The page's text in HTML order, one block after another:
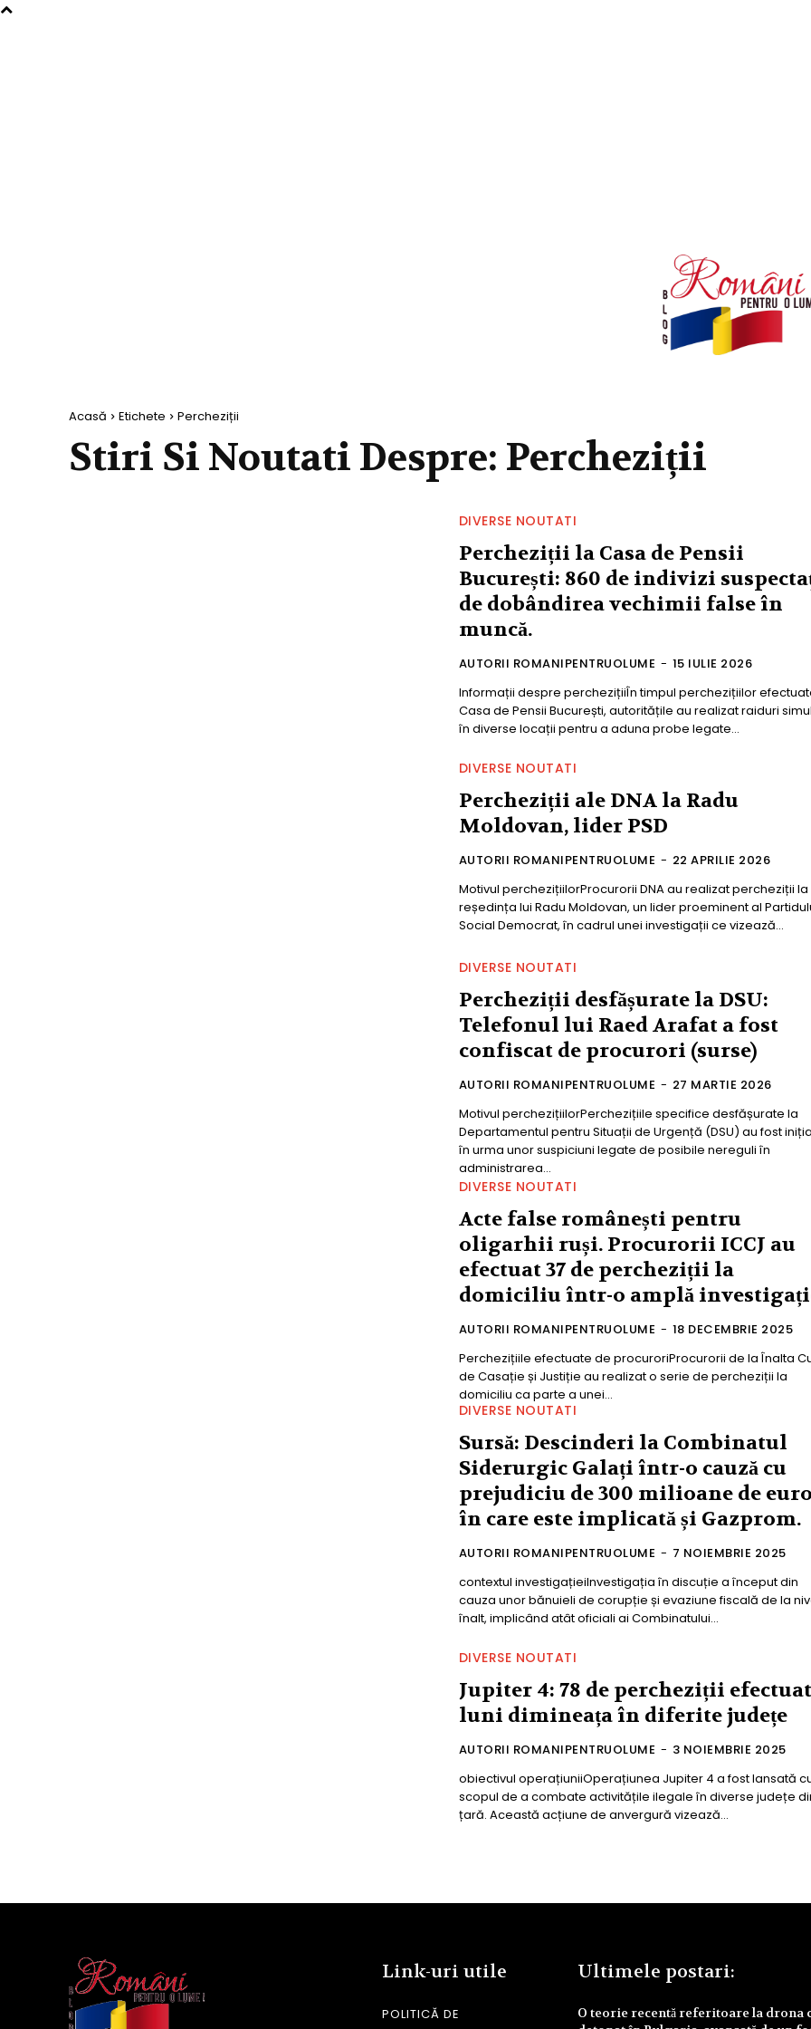
Acasă Etichete Percheziții
Stiri Si Noutati Despre: Percheziții
DIVERSE NOUTATI
Percheziții la Casa de Pensii
București: 860 de indivizi
de dobândirea vechimii false în
muncă.
AUTORII ROMANIPENTRUOLUME - 15 IULIE 2026
Informații despre perchezițiiÎn timpul perchezițiilor
Casa de Pensii București, autoritățile au realizat raiduri
în diverse locații pentru a aduna probe legate...
DIVERSE NOUTATI
Percheziții ale DNA la Radu
Moldovan, lider PSD
AUTORII ROMANIPENTRUOLUME - 22 APRILIE 2026
Motivul perchezițiilorProcurorii DNA au realizat percheziții la
reședința lui Radu Moldovan, un lider proeminent al
Social Democrat, în cadrul unei investigații ce vizează...
DIVERSE NOUTATI
Percheziții desfășurate la DSU:
Telefonul lui Raed Arafat a fost
confiscat de procurori (surse)
AUTORII ROMANIPENTRUOLUME - 27 MARTIE 2026
Motivul perchezițiilorPerchezițiile specifice desfășurate la
Departamentul pentru Situații de Urgență (DSU) au fost
în urma unor suspiciuni legate de posibile nereguli în
administrarea...
DIVERSE NOUTATI
Acte false românești pentru
oligarhii ruși. Procurorii ICCJ au
efectuat 37 de percheziții la
domiciliu într-o amplă
AUTORII ROMANIPENTRUOLUME - 18 DECEMBRIE 2025
Perchezițiile efectuate de procuroriProcurorii de la Înalta
de Casație și Justiție au realizat o serie de percheziții la
domiciliu ca parte a unei...
DIVERSE NOUTATI
Sursă: Descinderi la Combinatul
Siderurgic Galați într-o cauză cu
prejudiciu de 300 milioane de
în care este implicată și Gazprom.
AUTORII ROMANIPENTRUOLUME - 7 NOIEMBRIE 2025
contextul investigațieiInvestigația în discuție a început din
cauza unor bănuieli de corupție și evaziune fiscală de la
înalt, implicând atât oficiali ai Combinatului...
DIVERSE NOUTATI
Jupiter 4: 78 de percheziții
luni dimineața în diferite județe
AUTORII ROMANIPENTRUOLUME - 3 NOIEMBRIE 2025
obiectivul operațiuniiOperațiunea Jupiter 4 a fost lansată
scopul de a combate activitățile ilegale în diverse județe
țară. Această acțiune de anvergură vizează...
Link-uri utile
POLITICĂ DE
Ultimele postari:
O teorie recentă referitoare la drona